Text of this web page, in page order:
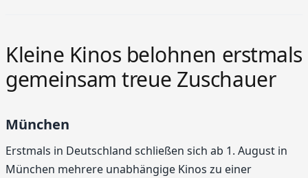
Kleine Kinos belohnen erstmals
gemeinsam treue Zuschauer
München
Erstmals in Deutschland schließen sich ab 1. August in
München mehrere unabhängige Kinos zu einer